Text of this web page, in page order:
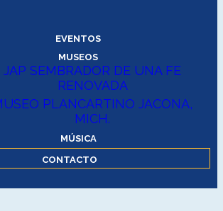
EVENTOS
MUSEOS
JAP SEMBRADOR DE UNA FE
RENOVADA
PLANCARTINO JACONA,
MICH.
MÚSICA
CONTACTO